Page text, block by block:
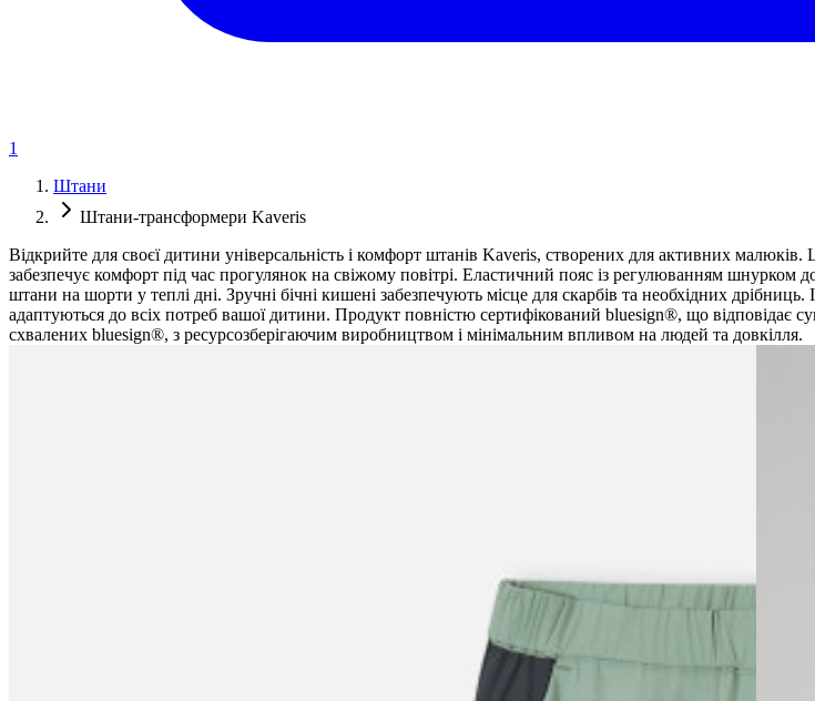
1
Штани
Штани-трансформери Kaveris
Відкрийте для своєї дитини універсальність і комфорт штанів Kaveris, створених для активних
забезпечує комфорт під час прогулянок на свіжому повітрі. Еластичний пояс із регулюванням шнурком
штани на шорти у теплі дні. Зручні бічні кишені забезпечують місце для скарбів та необхідних
адаптуються до всіх потреб вашої дитини. Продукт повністю сертифікований bluesign®, що відповідає
схвалених bluesign®, з ресурсозберігаючим виробництвом і мінімальним впливом на людей та довкілля.